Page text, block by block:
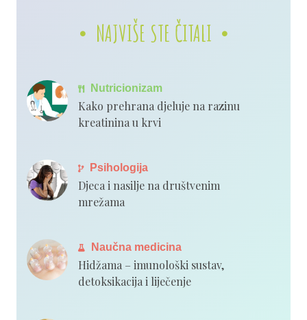
NAJVIŠE STE ČITALI
Nutricionizam
Kako prehrana djeluje na razinu
kreatinina u krvi
Psihologija
Djeca i nasilje na društvenim
mrežama
Naučna medicina
Hidžama – imunološki sustav,
detoksikacija i liječenje